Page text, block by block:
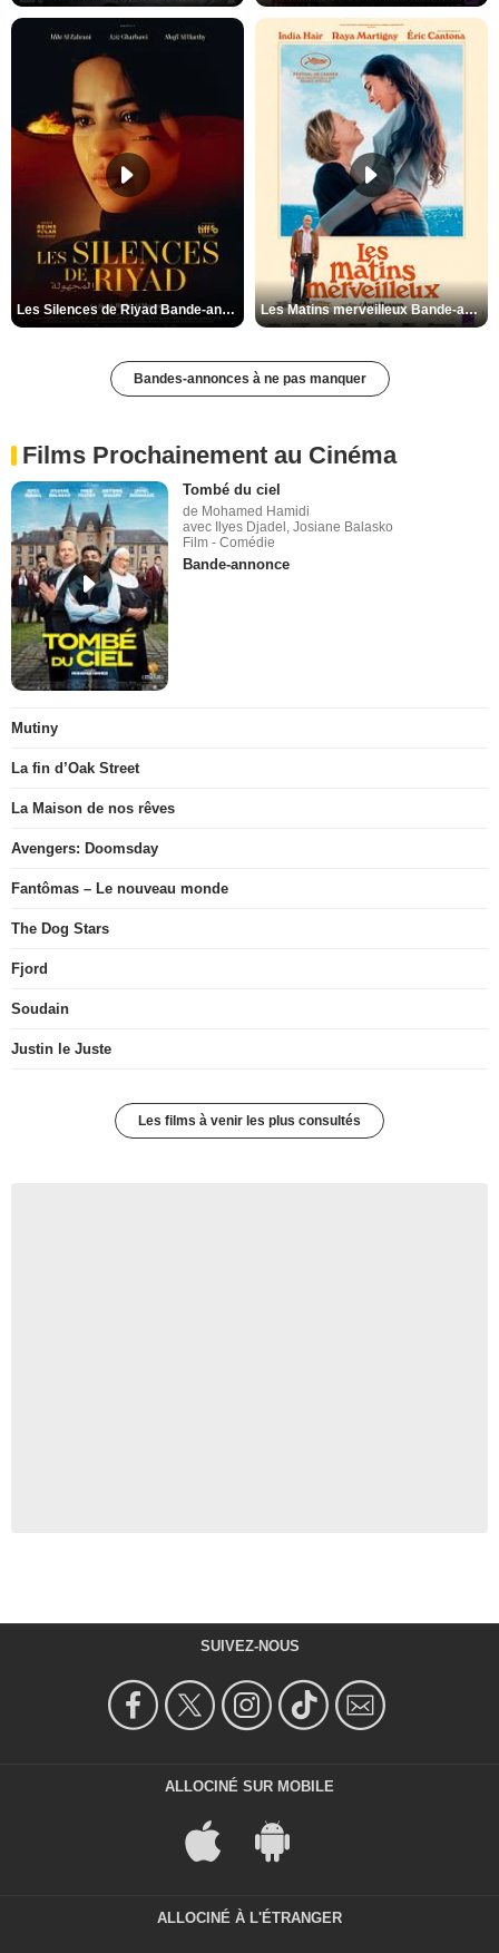
Les Silences de Riyad Bande-annonce VO STFR Les Matins merveilleux Bande-annonce VF
Bandes-annonces à ne pas manquer
Films Prochainement au Cinéma
Tombé du ciel
de Mohamed Hamidi
avec Ilyes Djadel, Josiane Balasko
Film - Comédie
Bande-annonce
Mutiny
La fin d’Oak Street
La Maison de nos rêves
Avengers: Doomsday
Fantômas – Le nouveau monde
The Dog Stars
Fjord
Soudain
Justin le Juste
Les films à venir les plus consultés
SUIVEZ-NOUS
ALLOCINÉ SUR MOBILE
ALLOCINÉ À L'ÉTRANGER